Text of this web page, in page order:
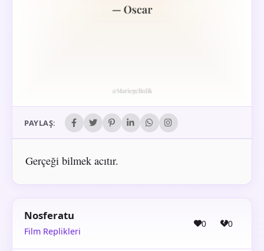
PAYLAŞ:
Gerçeği bilmek acıtır.
Nosferatu
Film Replikleri
0 0